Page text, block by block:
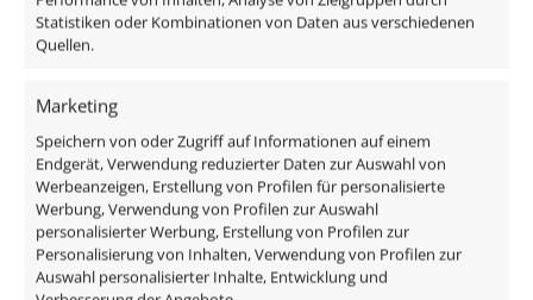
Statistiken oder Kombinationen von Daten aus verschiedenen
Quellen.
Marketing
Speichern von oder Zugriff auf Informationen auf einem
Endgerät, Verwendung reduzierter Daten zur Auswahl von
Werbeanzeigen, Erstellung von Profilen für personalisierte
Werbung, Verwendung von Profilen zur Auswahl
personalisierter Werbung, Erstellung von Profilen zur
Personalisierung von Inhalten, Verwendung von Profilen zur
Auswahl personalisierter Inhalte, Entwicklung und
1x IP44 Bad Einbaurahmen Aluminium anthrazit
1x GU10 Keramik Spot 7W
1x GU10 Anschlusskabel
Technische Daten
Gesamtmaße
82×82×70mm